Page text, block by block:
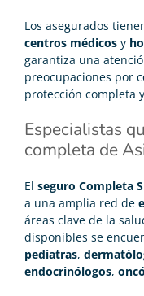
Los asegurados
centros médicos y
garantiza una
preocupaciones por
protección completa
Especialistas
completa de
El seguro Completa
a una amplia red de
áreas clave de la
disponibles se
pediatras,
endocrinólogos,